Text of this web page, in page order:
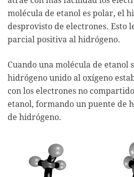
molécula de etanol es polar, el
desprovisto de electrones. Esto
parcial positiva al hidrógeno.
Cuando una molécula de etanol
hidrógeno unido al oxígeno
con los electrones no
etanol, formando un puente de
de hidrógeno.